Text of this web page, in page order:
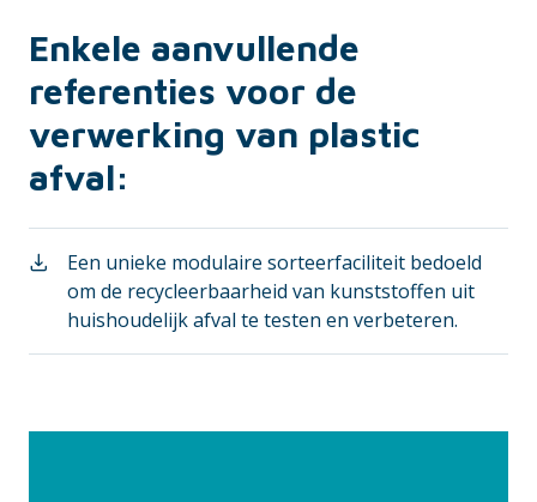
Enkele aanvullende
referenties voor de
verwerking van plastic
afval:
Een unieke modulaire sorteerfaciliteit bedoeld
om de recycleerbaarheid van kunststoffen uit
huishoudelijk afval te testen en verbeteren.